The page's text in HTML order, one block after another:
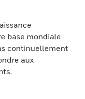
base mondiale
continuellement
aux